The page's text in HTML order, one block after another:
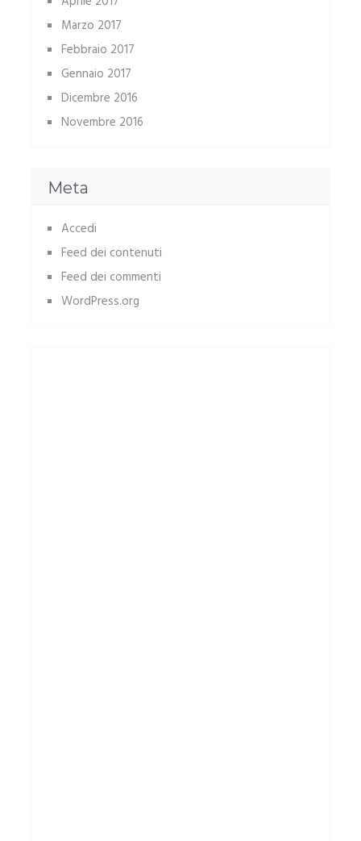
Marzo 2017
Febbraio 2017
Gennaio 2017
Dicembre 2016
Novembre 2016
Meta
Accedi
Feed dei contenuti
Feed dei commenti
WordPress.org